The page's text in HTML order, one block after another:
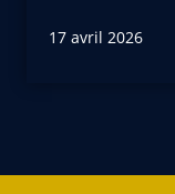
17 avril 2026